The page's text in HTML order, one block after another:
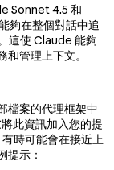
Sonnet 4.5 和
夠在整個對話中追
這使 Claude 能夠
管理上下文。
檔案的代理框架中
此資訊加入您的提
時可能會在接近上
提示：